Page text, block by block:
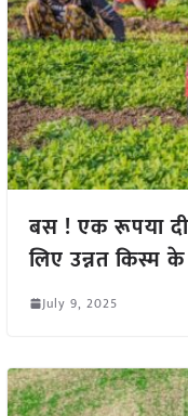
बस ! एक रूपया
लिए उन्नत किस्म
July 9, 2025